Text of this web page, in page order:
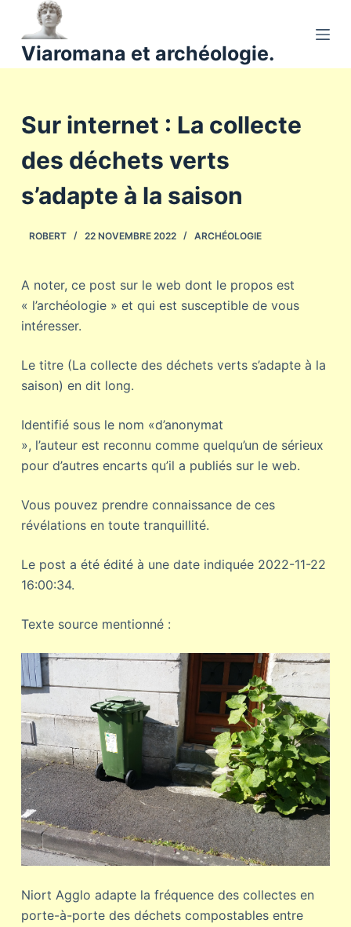
a
u
o
n
u
Viaromana et archéologie.
Sur internet : La collecte
des déchets verts
s’adapte à la saison
ROBERT 22 NOVEMBRE 2022 ARCHÉOLOGIE
A noter, ce post sur le web dont le propos est
« l’archéologie » et qui est susceptible de vous
intéresser.
Le titre (La collecte des déchets verts s’adapte à la
saison) en dit long.
Identifié sous le nom «d’anonymat
», l’auteur est reconnu comme quelqu’un de sérieux
pour d’autres encarts qu’il a publiés sur le web.
Vous pouvez prendre connaissance de ces
révélations en toute tranquillité.
Le post a été édité à une date indiquée 2022-11-22
16:00:34.
Texte source mentionné :
Niort Agglo adapte la fréquence des collectes en
porte-à-porte des déchets compostables entre